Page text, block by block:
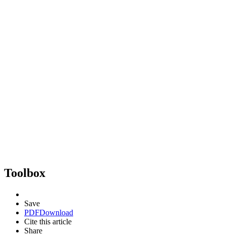
Toolbox
Save
PDFDownload
Cite this article
Share